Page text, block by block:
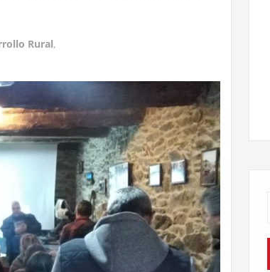
Rural,
Llegamos a la X edición de la Feria del Llibru de